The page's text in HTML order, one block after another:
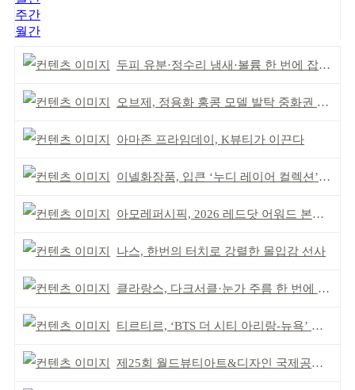
주간
월간
두피 유분·정수리 냄새·볼륨 한 번에 잡는다
오브제, 정용화 홍콩 모델 발탁 중화권 공략 강화
아마존 프라임데이, K뷰티가 이끈다
이넬화장품, 입큰 ‘누디 레이어 컬렉션’ 출시
아모레퍼시픽, 2026 레드닷 어워드 본상 2개 수상
나스, 한번의 터치로 강렬한 몰입감 선사
클라랑스, 다크서클·눈가 주름 한 번에 더블 케어
티르티르, ‘BTS 더 시티 아리랑-뉴욕’ 참여
제25회 월드뷰티아트&디자인 국제공모전 시상식 성황